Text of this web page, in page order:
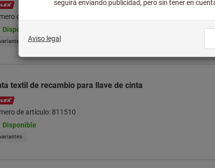
de artículo: 770401
Disponible
textil de recambio para llave de cinta
de artículo: 811510
Disponible